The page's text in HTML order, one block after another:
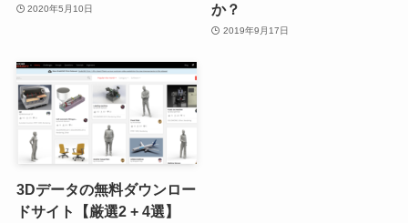
2020年5月10日
か？
2019年9月17日
3Dデータの無料ダウンロー
ドサイト【厳選2 + 4選】